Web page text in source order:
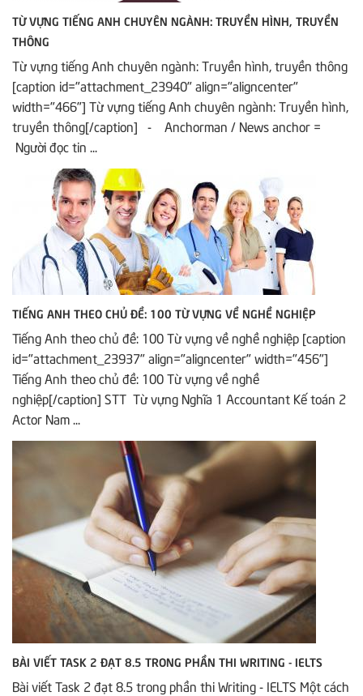
TỪ VỰNG TIẾNG ANH CHUYÊN NGÀNH: TRUYỀN HÌNH, TRUYỀN
THÔNG
Từ vựng tiếng Anh chuyên ngành: Truyền hình, truyền thông
[caption id="attachment_23940" align="aligncenter"
width="466"] Từ vựng tiếng Anh chuyên ngành: Truyền hình,
truyền thông[/caption] - Anchorman / News anchor =
Người đọc tin ...
TIẾNG ANH THEO CHỦ ĐỀ: 100 TỪ VỰNG VỀ NGHỀ NGHIỆP
Tiếng Anh theo chủ đề: 100 Từ vựng về nghề nghiệp [caption
id="attachment_23937" align="aligncenter" width="456"]
Tiếng Anh theo chủ đề: 100 Từ vựng về nghề
nghiệp[/caption] STT Từ vựng Nghĩa 1 Accountant Kế toán 2
Actor Nam ...
BÀI VIẾT TASK 2 ĐẠT 8.5 TRONG PHẦN THI WRITING - IELTS
Bài viết Task 2 đạt 8.5 trong phần thi Writing - IELTS Một cách